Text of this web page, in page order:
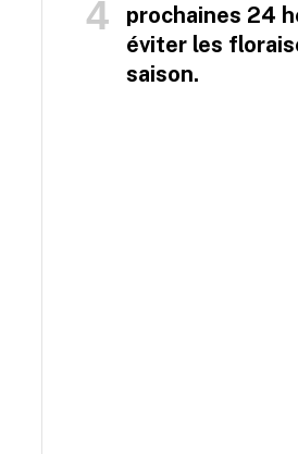
prochaines 24
éviter les
saison.